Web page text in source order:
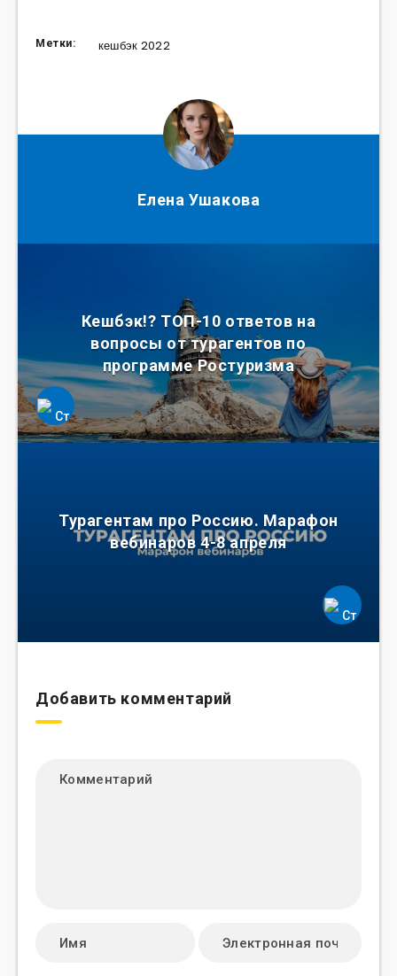
Метки: кешбэк 2022
Елена Ушакова
Кешбэк!? ТОП-10 ответов на
вопросы от турагентов по
программе Ростуризма
Турагентам про Россию. Марафон
вебинаров 4-8 апреля
Добавить комментарий